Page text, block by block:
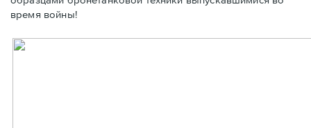
время войны!